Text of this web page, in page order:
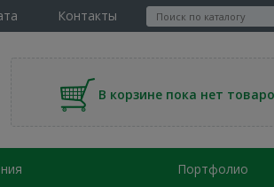
Контакты
В корзине пока нет
Портфолио